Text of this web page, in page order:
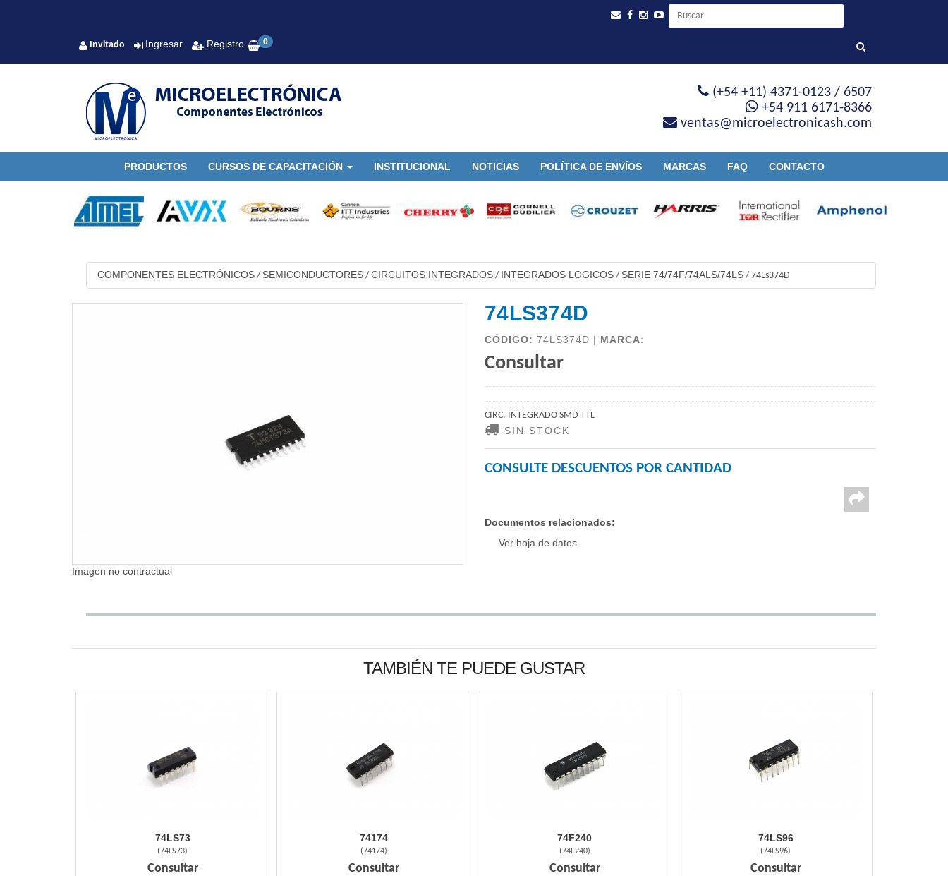
Invitado Ingresar Registro 0
PRODUCTOS CURSOS DE CAPACITACIÓN INSTITUCIONAL NOTICIAS POLÍTICA DE ENVÍOS MARCAS FAQ CONTACTO
(+54 +11) 4371-0123 / 6507
+54 911 6171-8366
ventas@microelectronicash.com
COMPONENTES ELECTRÓNICOS / SEMICONDUCTORES / CIRCUITOS INTEGRADOS / INTEGRADOS LOGICOS / SERIE 74/74F/74ALS/74LS / 74Ls374D
Imagen no contractual
74LS374D
CÓDIGO: 74LS374D | MARCA:
Consultar
CIRC. INTEGRADO SMD TTL
SIN STOCK
CONSULTE DESCUENTOS POR CANTIDAD
Documentos relacionados:
Ver hoja de datos
TAMBIÉN TE PUEDE GUSTAR
74LS73
(74LS73)
Consultar
74174
(74174)
Consultar
74F240
(74F240)
Consultar
74LS96
(74LS96)
Consultar